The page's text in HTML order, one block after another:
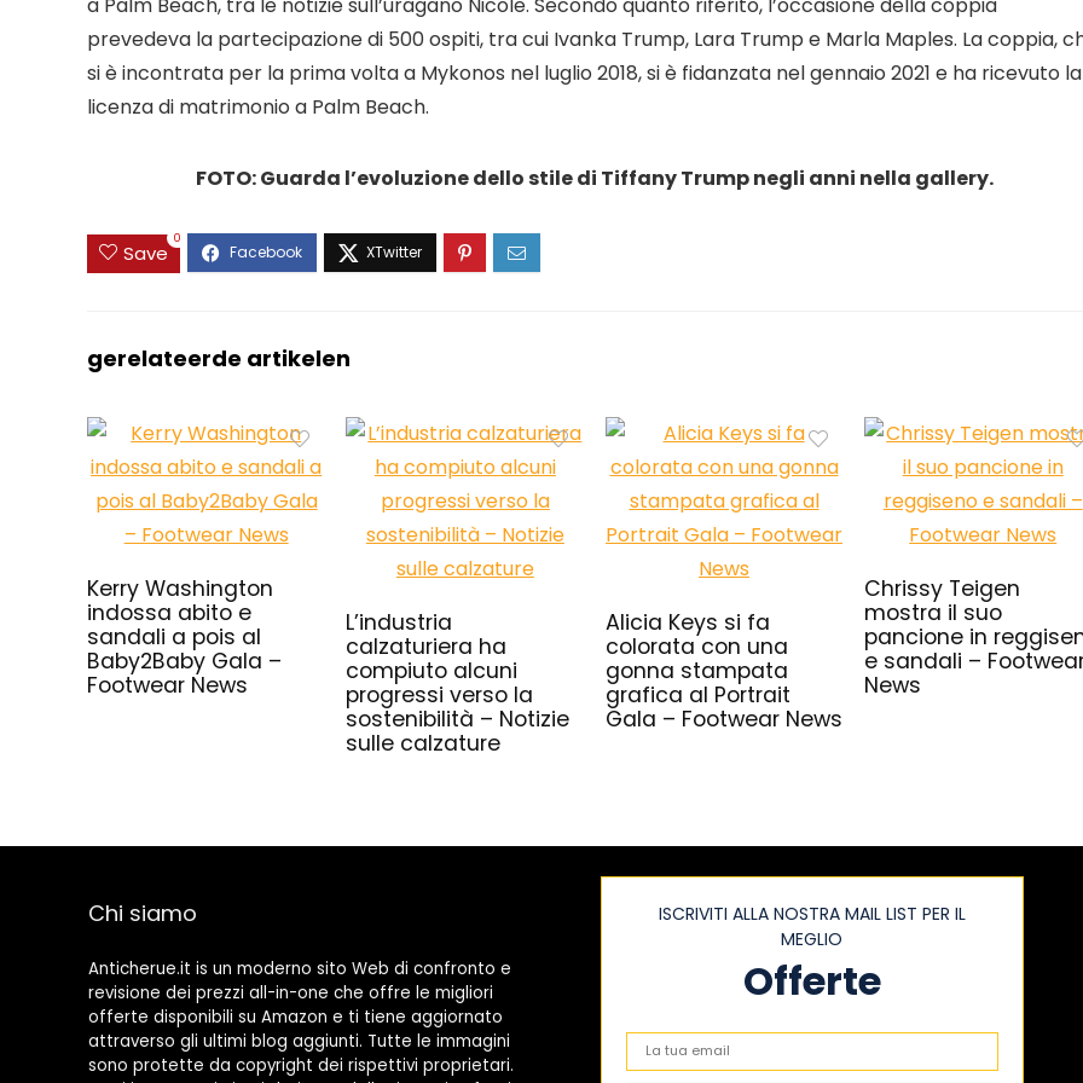
a Palm Beach, tra le notizie sull’uragano Nicole. Secondo quanto riferito, l’occasione della coppia
prevedeva la partecipazione di 500 ospiti, tra cui Ivanka Trump, Lara Trump e Marla Maples. La coppia,
si è incontrata per la prima volta a Mykonos nel luglio 2018, si è fidanzata nel gennaio 2021 e ha ricevuto la
licenza di matrimonio a Palm Beach.
FOTO: Guarda l’evoluzione dello stile di Tiffany Trump negli anni nella gallery.
Save
0
gerelateerde artikelen
Kerry Washington
indossa abito e
sandali a pois al
Baby2Baby Gala –
Footwear News
L’industria
calzaturiera ha
compiuto alcuni
progressi verso la
sostenibilità – Notizie
sulle calzature
Alicia Keys si fa
colorata con una
gonna stampata
grafica al Portrait
Gala – Footwear News
Chrissy Teigen
mostra il suo
pancione in
e sandali –
News
Chi siamo
Anticherue.it is un moderno sito Web di confronto e
revisione dei prezzi all-in-one che offre le migliori
offerte disponibili su Amazon e ti tiene aggiornato
attraverso gli ultimi blog aggiunti. Tutte le immagini
sono protette da copyright dei rispettivi proprietari.
ISCRIVITI ALLA NOSTRA MAIL LIST PER IL
MEGLIO
Offerte